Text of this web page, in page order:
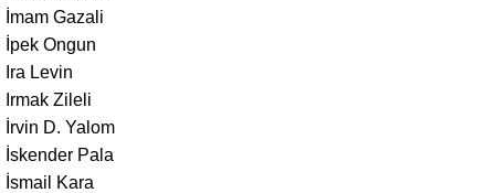
İmam Gazali
İpek Ongun
Ira Levin
Irmak Zileli
İrvin D. Yalom
İskender Pala
İsmail Kara